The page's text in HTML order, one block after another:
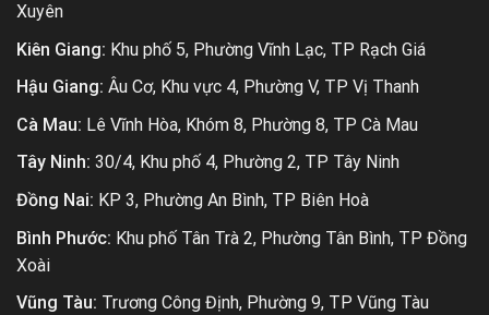
Xuyên
Kiên Giang: Khu phố 5, Phường Vĩnh Lạc, TP Rạch Giá
Hậu Giang: Âu Cơ, Khu vực 4, Phường V, TP Vị Thanh
Cà Mau: Lê Vĩnh Hòa, Khóm 8, Phường 8, TP Cà Mau
Tây Ninh: 30/4, Khu phố 4, Phường 2, TP Tây Ninh
Đồng Nai: KP 3, Phường An Bình, TP Biên Hoà
Bình Phước: Khu phố Tân Trà 2, Phường Tân Bình, TP Đồng
Xoài
Vũng Tàu: Trương Công Định, Phường 9, TP Vũng Tàu